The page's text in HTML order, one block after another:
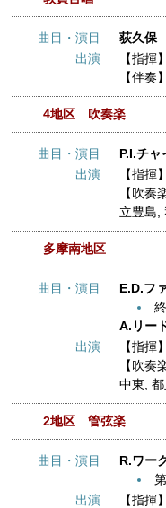
曲目・演目
荻久保
出演
【指揮】
【伴奏】
4地区 吹奏楽
曲目・演目
P.I.チ
出演
【指揮】
【吹奏
立豊島
多摩南地区
曲目・演目
E.D.フ
A.リー
出演
【指揮】
【吹奏
中東
2地区 管弦楽
曲目・演目
R.ワー
出演
【指揮】